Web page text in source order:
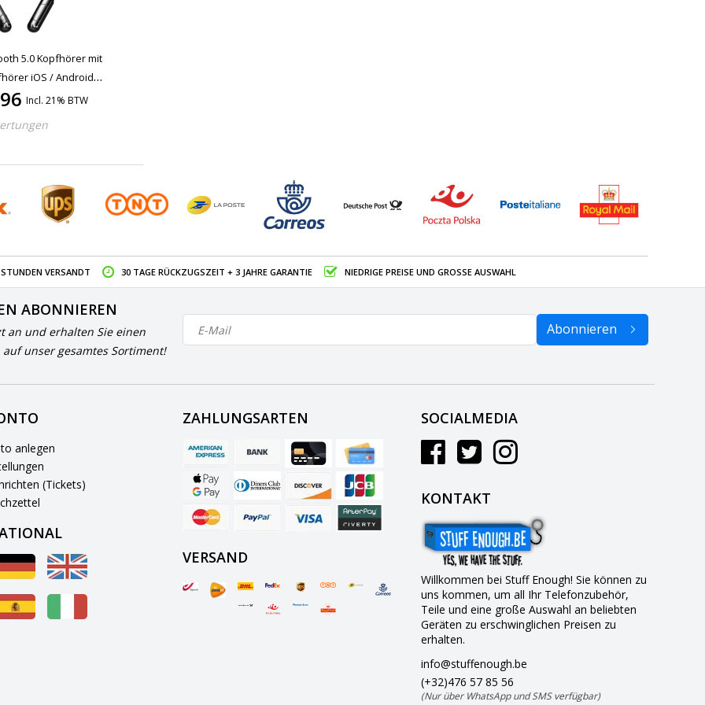
5.0 Kopfhörer mit
iOS / Android
Clear Sound Black
Incl. 21% BTW
VERSANDT 30 TAGE RÜCKZUGSZEIT + 3 JAHRE GARANTIE NIEDRIGE PREISE UND GROSSE AUSWAHL
ABONNIEREN
an und erhalten Sie einen
auf unser gesamtes Sortiment!
Abonnieren
anlegen
(Tickets)
ZAHLUNGSARTEN
VERSAND
SOCIALMEDIA
KONTAKT
Willkommen bei Stuff Enough! Sie können zu
uns kommen, um all Ihr Telefonzubehör,
Teile und eine große Auswahl an beliebten
Geräten zu erschwinglichen Preisen zu
erhalten.
info@stuffenough.be
(+32)476 57 85 56
(Nur über WhatsApp und SMS verfügbar)